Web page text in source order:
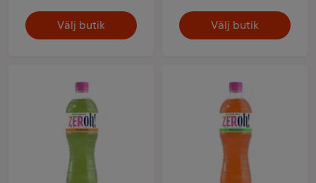
Välj butik Välj butik